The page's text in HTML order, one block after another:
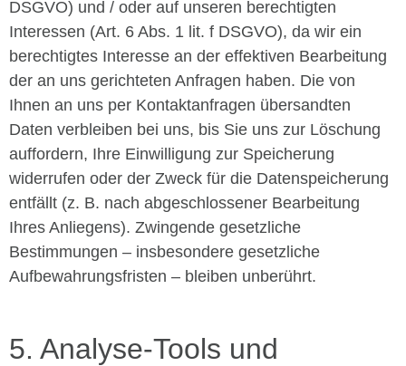
DSGVO) und / oder auf unseren berechtigten
Interessen (Art. 6 Abs. 1 lit. f DSGVO), da wir ein
berechtigtes Interesse an der effektiven Bearbeitung
der an uns gerichteten Anfragen haben. Die von
Ihnen an uns per Kontaktanfragen übersandten
Daten verbleiben bei uns, bis Sie uns zur Löschung
auffordern, Ihre Einwilligung zur Speicherung
widerrufen oder der Zweck für die Datenspeicherung
entfällt (z. B. nach abgeschlossener Bearbeitung
Ihres Anliegens). Zwingende gesetzliche
Bestimmungen – insbesondere gesetzliche
Aufbewahrungsfristen – bleiben unberührt.
5. Analyse-Tools und